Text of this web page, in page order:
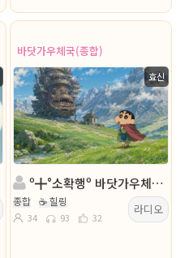
바닷가우체국(종합)
효신
º╋°소확행º 바닷가우체국° With º효신º』╋º
종합 ☕ 힐링
34 93 32
라디오